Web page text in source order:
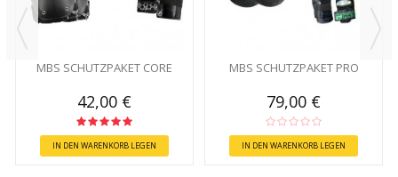
MBS SCHUTZPAKET CORE
42,00 €
IN DEN WARENKORB LEGEN
MBS SCHUTZPAKET PRO
79,00 €
IN DEN WARENKORB LEGEN